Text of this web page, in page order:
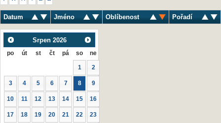
Datum Jméno Oblíbenost Pořadí
Srpen 2026
po út st čt pá so ne
1 2
3 4 5 6 7 8 9
10 11 12 13 14 15 16
17 18 19 20 21 22 23